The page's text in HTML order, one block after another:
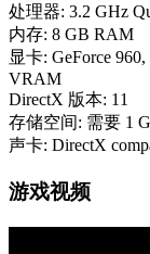
处理器: 3.2 GHz
内存: 8 GB RAM
显卡: GeForce
VRAM
DirectX 版本: 11
存储空间: 需要 1
声卡: DirectX
游戏视频